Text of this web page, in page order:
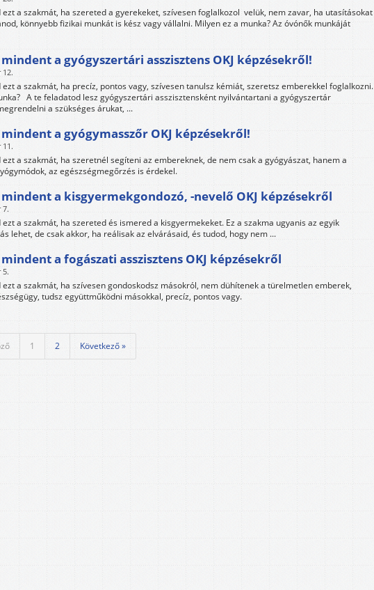
ezt a szakmát, ha szereted a gyerekeket, szívesen foglalkozol velük, nem zavar, ha utasításokat
könnyebb fizikai munkát is kész vagy vállalni. Milyen ez a munka? Az óvónők munkáját
a gyógyszertári asszisztens OKJ képzésekről!
12.
a szakmát, ha precíz, pontos vagy, szívesen tanulsz kémiát, szeretsz emberekkel foglalkozni.
A te feladatod lesz gyógyszertári asszisztensként nyilvántartani a gyógyszertár
a szükséges árukat, ...
a gyógymasszőr OKJ képzésekről!
11.
a szakmát, ha szeretnél segíteni az embereknek, de nem csak a gyógyászat, hanem a
az egészségmegőrzés is érdekel.
a kisgyermekgondozó, -nevelő OKJ képzésekről
7.
a szakmát, ha szereted és ismered a kisgyermekeket. Ez a szakma ugyanis az egyik
lehet, de csak akkor, ha reálisak az elvárásaid, és tudod, hogy nem ...
a fogászati asszisztens OKJ képzésekről
5.
ezt a szakmát, ha szívesen gondoskodsz másokról, nem dühítenek a türelmetlen emberek,
tudsz együttműködni másokkal, precíz, pontos vagy.
1 2 Következő »